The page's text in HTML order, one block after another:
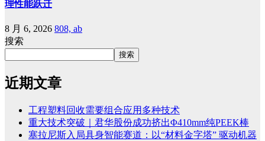
理性能跃迁
8 月 6, 2026 808, ab
搜索
搜索
近期文章
工程塑料回收需要组合应用多种技术
重大技术突破｜君华股份成功挤出Φ410mm纯PEEK棒
塞拉尼斯入局具身智能赛道：以“材料金字塔” 驱动机器